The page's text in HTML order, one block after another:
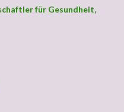
für Gesundheit,